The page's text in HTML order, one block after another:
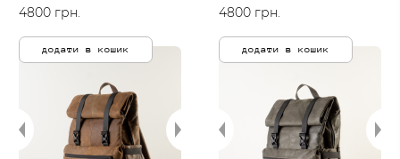
4800 грн.
додати в кошик
4800 грн.
додати в кошик